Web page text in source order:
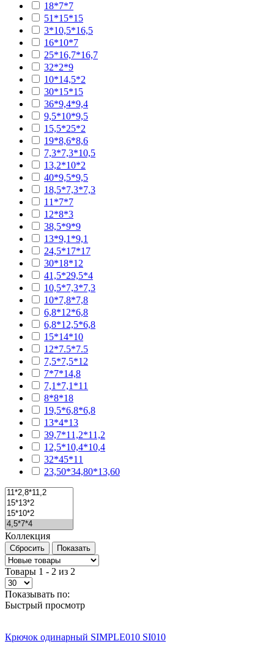
18*7*7
51*15*15
3*10,5*16,5
16*10*7
25*16,7*16,7
32*2*9
10*14,5*2
30*15*15
36*9,4*9,4
9,5*10*9,5
15,5*25*2
19*8,6*8,6
7,3*7,3*10,5
13,2*10*2
40*9,5*9,5
18,5*7,3*7,3
11*7*7
12*8*3
38,5*9*9
13*9,1*9,1
24,5*17*17
30*18*12
41,5*29,5*4
10,5*7,3*7,3
10*7,8*7,8
6,8*12*6,8
6,8*12,5*6,8
15*14*10
12*7.5*7.5
7,5*7,5*12
7*7*14,8
7,1*7,1*11
8*8*18
19,5*6,8*6,8
13*4*13
39,7*11,2*11,2
12,5*10,4*10,4
32*45*11
23,50*34,80*13,60
Коллекция
Товары 1 - 2 из 2
Показывать по:
Быстрый просмотр
Крючок одинарный SIMPLE010 SI010